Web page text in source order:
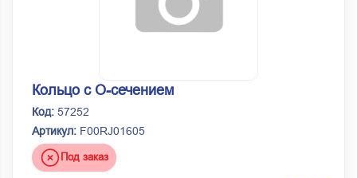
Кольцо с О-сечением
Код: 57252
Артикул: F00RJ01605
Под заказ